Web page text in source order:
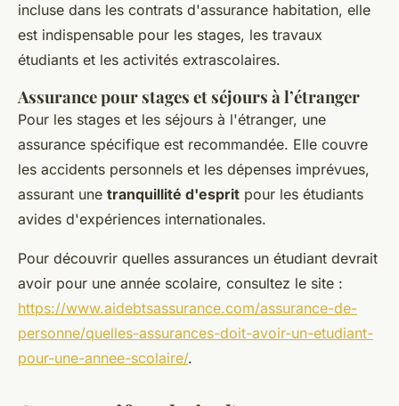
incluse dans les contrats d'assurance habitation, elle
est indispensable pour les stages, les travaux
étudiants et les activités extrascolaires.
Assurance pour stages et séjours à l’étranger
Pour les stages et les séjours à l'étranger, une
assurance spécifique est recommandée. Elle couvre
les accidents personnels et les dépenses imprévues,
assurant une tranquillité d'esprit pour les étudiants
avides d'expériences internationales.
Pour découvrir quelles assurances un étudiant devrait
avoir pour une année scolaire, consultez le site :
https://www.aidebtsassurance.com/assurance-de-
personne/quelles-assurances-doit-avoir-un-etudiant-
pour-une-annee-scolaire/.